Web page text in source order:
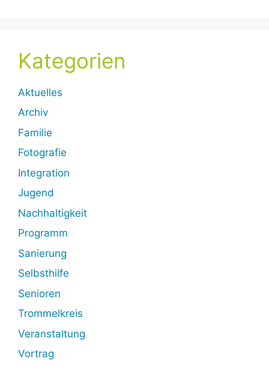
Kategorien
Aktuelles
Archiv
Familie
Fotografie
Integration
Jugend
Nachhaltigkeit
Programm
Sanierung
Selbsthilfe
Senioren
Trommelkreis
Veranstaltung
Vortrag